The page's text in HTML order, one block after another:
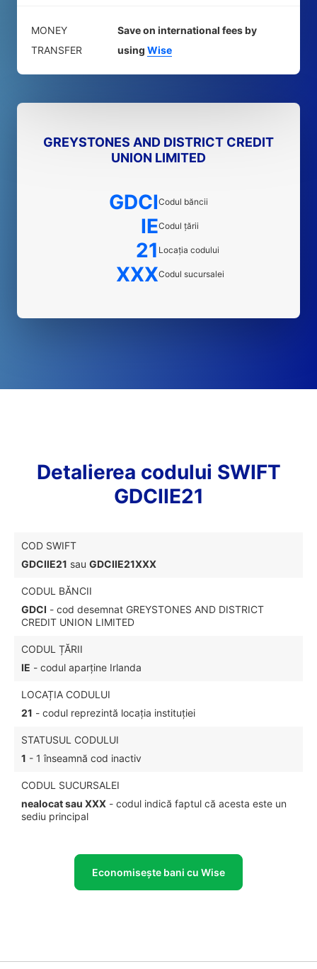
MONEY
TRANSFER
Save on international fees by
using Wise
GREYSTONES AND DISTRICT CREDIT
UNION LIMITED
GDCICodul băncii
IECodul țării
21 Locația codului
XXXCodul sucursalei
Detalierea codului SWIFT
GDCIIE21
COD SWIFT
GDCIIE21 sau GDCIIE21XXX
CODUL BĂNCII
GDCI - cod desemnat GREYSTONES AND DISTRICT
CREDIT UNION LIMITED
CODUL ȚĂRII
IE - codul aparține Irlanda
LOCAȚIA CODULUI
21 - codul reprezintă locația instituției
STATUSUL CODULUI
1 - 1 înseamnă cod inactiv
CODUL SUCURSALEI
nealocat sau XXX - codul indică faptul că acesta este un
sediu principal
Economisește bani cu Wise